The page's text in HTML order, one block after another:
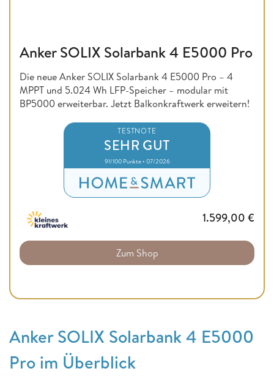
Anker SOLIX Solarbank 4 E5000 Pro
Die neue Anker SOLIX Solarbank 4 E5000 Pro – 4
MPPT und 5.024 Wh LFP-Speicher – modular mit
BP5000 erweiterbar. Jetzt Balkonkraftwerk erweitern!
TESTNOTE
SEHR GUT
91/100 Punkte • 07/2026
1.599,00 €
Zum Shop
Anker SOLIX Solarbank 4 E5000
Pro im Überblick